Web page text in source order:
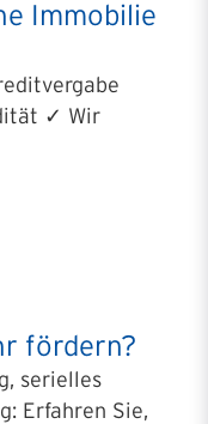
Immobilie
✓ Wir
fördern?
serielles
Erfahren Sie,